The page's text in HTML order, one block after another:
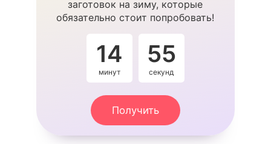
заготовок на зиму, которые
обязательно стоит попробовать!
14
минут
55
секунд
Получить